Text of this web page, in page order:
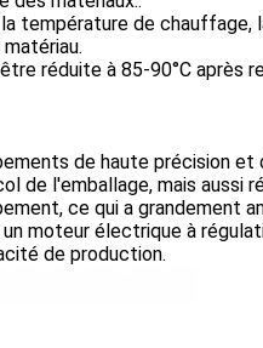
température de chauffage,
réduite à 85-90°C après
de haute précision
de l'emballage, mais aussi
ce qui a grandement
moteur électrique à
de production.